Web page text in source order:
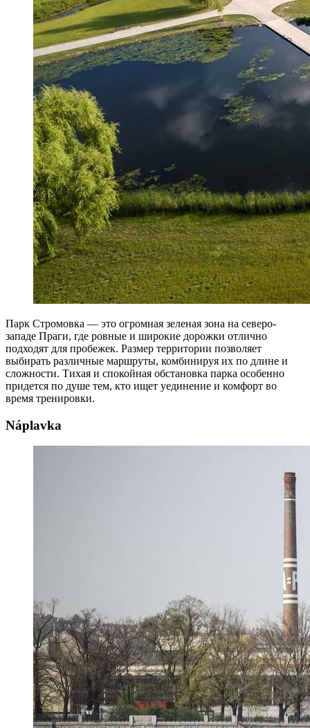
Парк Стромовка — это огромная зеленая зона на северо-
западе Праги, где ровные и широкие дорожки отлично
подходят для пробежек. Размер территории позволяет
выбирать различные маршруты, комбинируя их по длине и
сложности. Тихая и спокойная обстановка парка особенно
придется по душе тем, кто ищет уединение и комфорт во
время тренировки.
Náplavka